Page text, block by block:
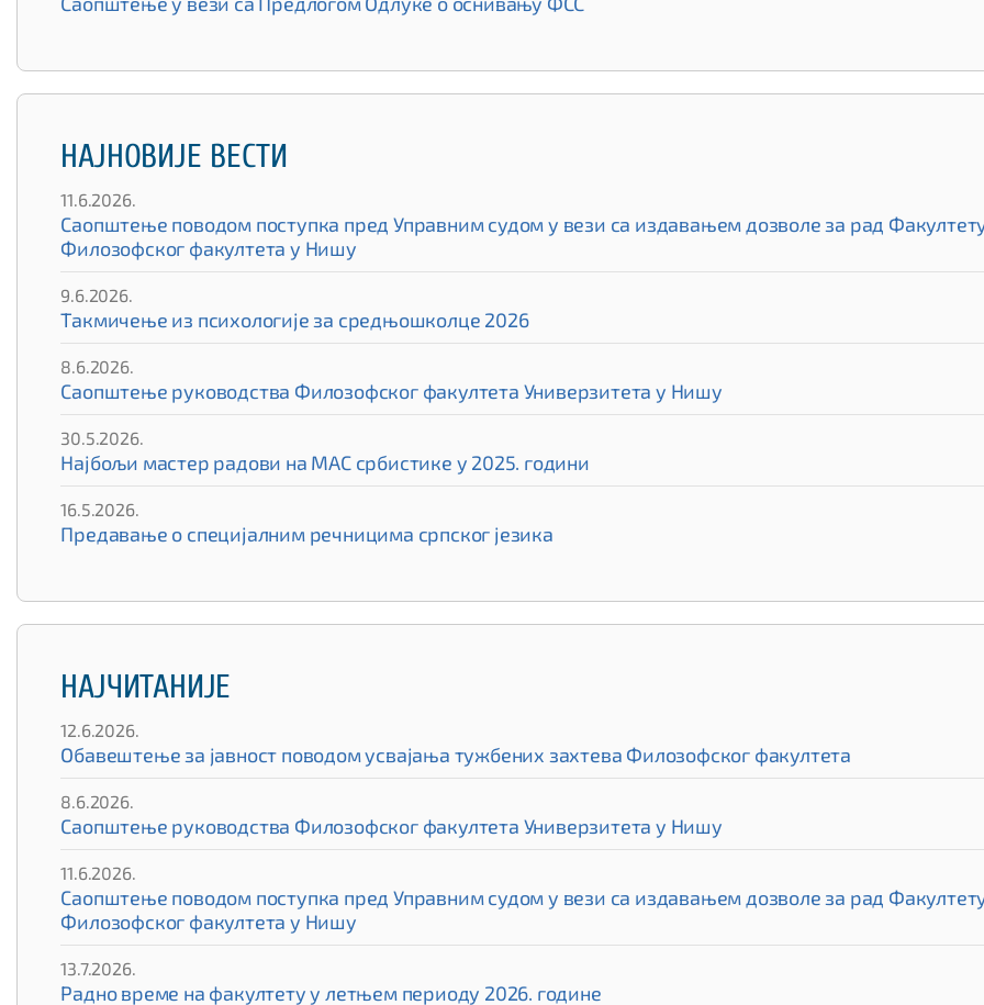
НАЈНОВИЈЕ ВЕСТИ
11.6.2026.
Саопштење поводом поступка пред Управним судом у вези са издавањем дозволе за рад
Филозофског факултета у Нишу
9.6.2026.
Такмичење из психологије за средњошколце 2026
8.6.2026.
Саопштење руководства Филозофског факултета Универзитета у Нишу
30.5.2026.
Најбољи мастер радови на МАС србистике у 2025. години
16.5.2026.
Предавање о специјалним речницима српског језика
НАЈЧИТАНИЈЕ
12.6.2026.
Обавештење за јавност поводом усвајања тужбених захтева Филозофског факултета
8.6.2026.
Саопштење руководства Филозофског факултета Универзитета у Нишу
11.6.2026.
Саопштење поводом поступка пред Управним судом у вези са издавањем дозволе за рад
Филозофског факултета у Нишу
13.7.2026.
Радно време на факултету у летњем периоду 2026. године